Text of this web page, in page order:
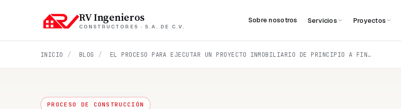
RV Ingenieros
CONSTRUCTORES · S.A. DE C.V.
Sobre nosotros Servicios Proyectos
INICIO / BLOG / EL PROCESO PARA EJECUTAR UN PROYECTO INMOBILIARIO DE PRINCIPIO A FIN EN EL SALVADOR
PROCESO DE CONSTRUCCIÓN